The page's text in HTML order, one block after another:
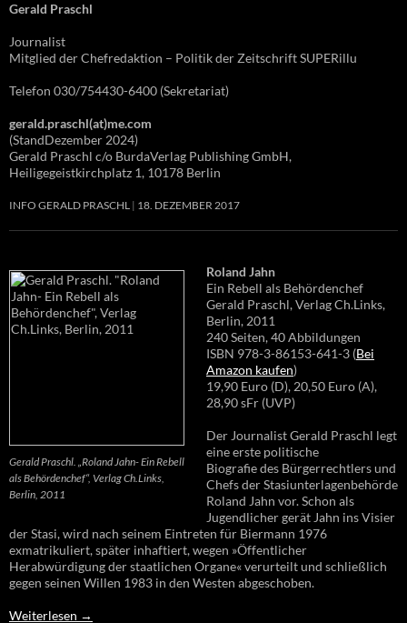
Gerald Praschl
Journalist
Mitglied der Chefredaktion – Politik der Zeitschrift SUPERillu
Telefon 030/754430-6400 (Sekretariat)
gerald.praschl(at)me.com
(StandDezember 2024)
Gerald Praschl c/o BurdaVerlag Publishing GmbH,
Heiligegeistkirchplatz 1, 10178 Berlin
INFO GERALD PRASCHL 18. DEZEMBER 2017
Gerald Praschl. „Roland Jahn- Ein Rebell
als Behördenchef“, Verlag Ch.Links,
Berlin, 2011
Roland Jahn
Ein Rebell als Behördenchef
Gerald Praschl, Verlag Ch.Links,
Berlin, 2011
240 Seiten, 40 Abbildungen
ISBN 978-3-86153-641-3 (Bei
Amazon kaufen)
19,90 Euro (D), 20,50 Euro (A),
28,90 sFr (UVP)
Der Journalist Gerald Praschl legt
eine erste politische
Biografie des Bürgerrechtlers und
Chefs der Stasiunterlagenbehörde
Roland Jahn vor. Schon als
Jugendlicher gerät Jahn ins Visier
der Stasi, wird nach seinem Eintreten für Biermann 1976
exmatrikuliert, später inhaftiert, wegen »Öffentlicher
Herabwürdigung der staatlichen Organe« verurteilt und schließlich
gegen seinen Willen 1983 in den Westen abgeschoben.
Weiterlesen →